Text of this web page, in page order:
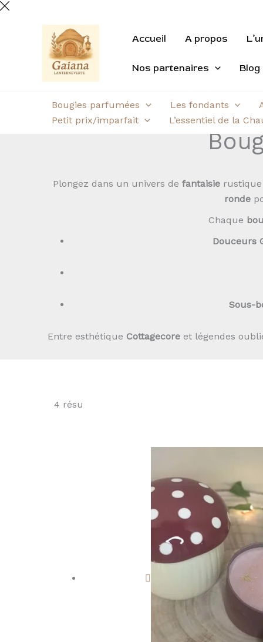
Aller
Accueil A propos
Nos partenaires Blog
Bougies parfumées Les fondants
Petit prix/imparfait
L’essentiel de la
Plongez dans un univers de fantaisie
ronde
Chaque
Douceurs
Sous-
Entre esthétique Cottagecoreet légendes
4 résultats affichés
du
récent